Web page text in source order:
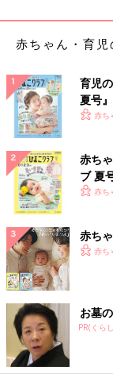
私はおっぱいが出
どうやら長時間お
おっぱいが過剰に
飲んでもらって詰
ことがあるらしく
そういう時は気合
ちなみに実際は漫
おっぱいから飛ん
そのまま跳ね返っ
ピトッ！！
-Truth is stranger
赤ちゃん・育
育児
夏号
いっ赤ち
赤ち
ブ 夏
く！赤ち
赤ち
赤ち
お墓
PR(くら